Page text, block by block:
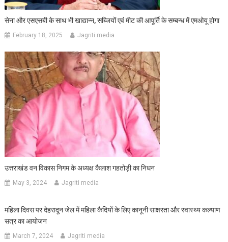
सेना और एसएसबी के साथ भी खाद्यान्न, सब्जियों एवं मीट की आपूर्ति के सम्बन्ध में एमओयू होगा
February 18, 2025 Jagriti media
उत्तराखंड वन विकास निगम के अध्यक्ष कैलाश गहतोड़ी का निधन
May 3, 2024 Jagriti media
महिला दिवस पर देहरादून जेल में महिला कैदियों के लिए कानूनी साक्षरता और स्वास्थ्य कल्याण
सत्र का आयोजन
March 7, 2024 Jagriti media